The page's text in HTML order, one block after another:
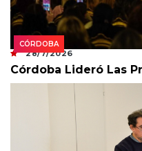
CÓRDOBA
28/7/2026
Córdoba Lideró Las